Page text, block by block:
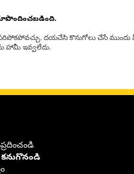
దయచేసి కొనుగోలు చేసే ముందు
హామీ ఇవ్వలేదు.